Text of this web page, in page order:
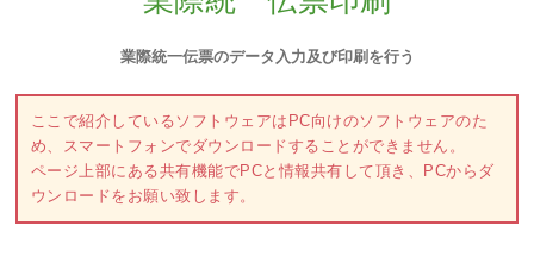
業際統一伝票のデータ入力及び印刷を行う
ここで紹介しているソフトウェアはPC向けのソフトウェアのた
め、スマートフォンでダウンロードすることができません。
ページ上部にある共有機能でPCと情報共有して頂き、PCからダ
ウンロードをお願い致します。